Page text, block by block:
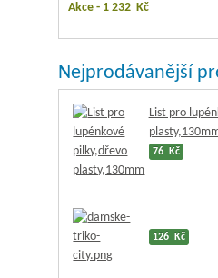
Akce - 1 232 Kč
Nejprodávanější
List pro
76 Kč
126 Kč